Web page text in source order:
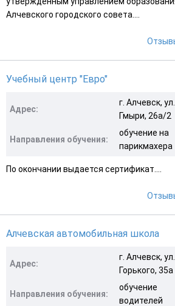
Алчевского городского совета....
Учебный центр "Евро"
Адрес:
г. Алчевск, ул.
Гмыри, 26а/2
Направления обучения:
обучение на
парикмахера
По окончании выдается сертификат....
Алчевская автомобильная школа
Адрес:
г. Алчевск, ул.
Горького, 35а
Направления обучения:
обучение
водителей